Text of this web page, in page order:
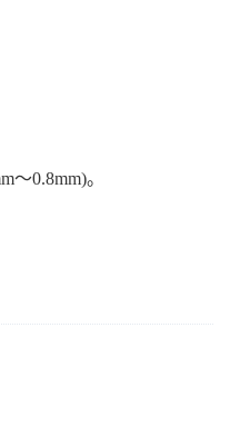
～0.8mm)。